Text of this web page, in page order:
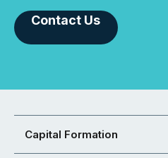
Contact Us
Capital Formation